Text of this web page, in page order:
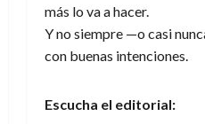
más lo va a hacer.
Y no siempre —o casi
con buenas intenciones.
Escucha el editorial: